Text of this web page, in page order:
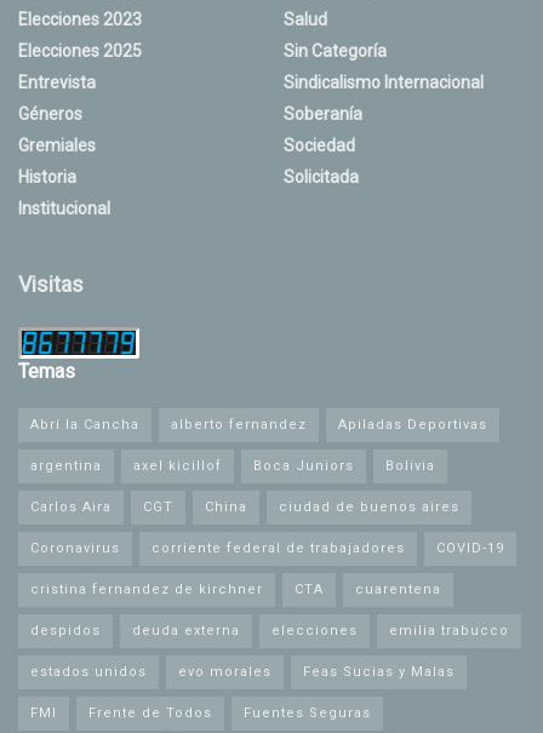
Elecciones 2023
Elecciones 2025
Entrevista
Géneros
Gremiales
Historia
Institucional
Salud
Sin Categoría
Sindicalismo Internacional
Soberanía
Sociedad
Solicitada
Visitas
Temas
Abrí la Cancha alberto fernandez Apiladas Deportivas
argentina axel kicillof Boca Juniors Bolivia
Carlos Aira CGT China ciudad de buenos aires
Coronavirus corriente federal de trabajadores COVID-19
cristina fernandez de kirchner CTA cuarentena
despidos deuda externa elecciones emilia trabucco
estados unidos evo morales Feas Sucias y Malas
FMI Frente de Todos Fuentes Seguras